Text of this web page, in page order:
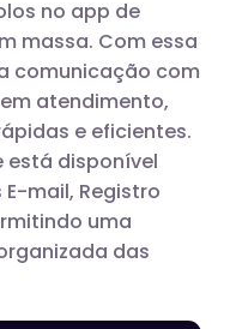
no app de
massa. Com essa
comunicação com
atendimento,
e eficientes.
está disponível
mail, Registro
uma
das